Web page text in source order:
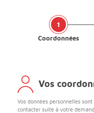
Coordonnées
Vos
Vos données personnelles
contacter suite à votre